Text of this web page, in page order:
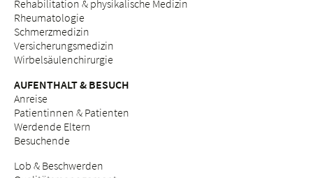
Rehabilitation & physikalische Medizin
Rheumatologie
Schmerzmedizin
Versicherungsmedizin
Wirbelsäulenchirurgie
AUFENTHALT & BESUCH
Anreise
Patientinnen & Patienten
Werdende Eltern
Besuchende
Lob & Beschwerden